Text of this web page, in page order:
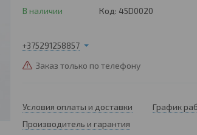
В наличии Код: 45D0020
+375291258857
Заказ только по телефону
Условия оплаты и доставки График
Производитель и гарантия